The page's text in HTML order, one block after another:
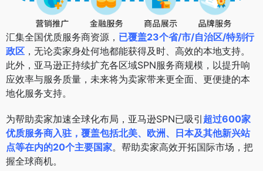
汇集全国优质服务商资源， 已覆盖23个省/市/自治区/特别行
政区 ，无论卖家身处何地都能获得及时、高效的本地支持。
此外，亚马逊正持续扩充各区域SPN服务商规模，以提升响
应效率与服务质量，未来将为卖家带来更全面、更便捷的本
地化服务支持。
为帮助卖家加速全球化布局，亚马逊SPN已吸引 超过600家
优质服务商入驻，覆盖包括北美、欧洲、日本及其他新兴站
点等在内的20个主要国家。帮助卖家高效开拓国际市场，把
握全球商机。